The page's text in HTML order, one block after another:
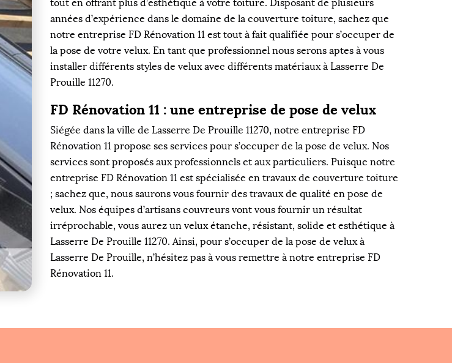
tout en offrant plus d’esthétique à votre toiture. Disposant de plusieurs
années d’expérience dans le domaine de la couverture toiture, sachez que
notre entreprise FD Rénovation 11 est tout à fait qualifiée pour s’occuper de
la pose de votre velux. En tant que professionnel nous serons aptes à vous
installer différents styles de velux avec différents matériaux à Lasserre De
Prouille 11270.
FD Rénovation 11 : une entreprise de pose de velux
Siégée dans la ville de Lasserre De Prouille 11270, notre entreprise FD
Rénovation 11 propose ses services pour s’occuper de la pose de velux. Nos
services sont proposés aux professionnels et aux particuliers. Puisque notre
entreprise FD Rénovation 11 est spécialisée en travaux de couverture toiture
; sachez que, nous saurons vous fournir des travaux de qualité en pose de
velux. Nos équipes d’artisans couvreurs vont vous fournir un résultat
irréprochable, vous aurez un velux étanche, résistant, solide et esthétique à
Lasserre De Prouille 11270. Ainsi, pour s’occuper de la pose de velux à
Lasserre De Prouille, n’hésitez pas à vous remettre à notre entreprise FD
Rénovation 11.